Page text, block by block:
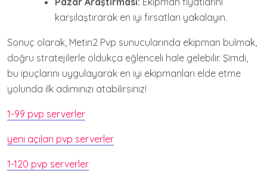
karşılaştırarak en iyi fırsatları yakalayın.
Sonuç olarak, Metin2 Pvp sunucularında ekipman bulmak,
doğru stratejilerle oldukça eğlenceli hale gelebilir. Şimdi,
bu ipuçlarını uygulayarak en iyi ekipmanları elde etme
yolunda ilk adımınızı atabilirsiniz!
1-99 pvp serverler
yeni açılan pvp serverler
1-120 pvp serverler